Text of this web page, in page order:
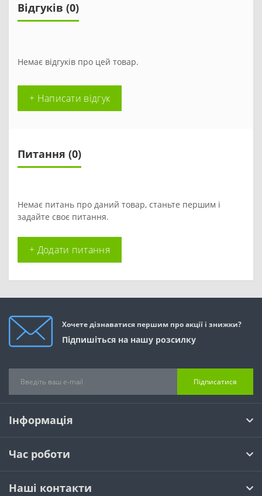
Відгуків (0)
Немає відгуків про цей товар.
+ Написати відгук
Питання (0)
Немає питань про даний товар, станьте першим і
задайте своє питання.
+ Додати питання
Хочете дізнаватися першим про акції і знижки?
Підпишіться на нашу розсилку
Підписатися
Інформація
Час роботи
Наші контакти